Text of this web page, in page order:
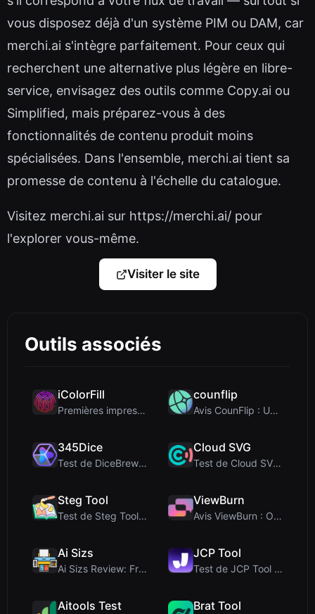
vous disposez déjà d'un système PIM ou DAM, car
merchi.ai s'intègre parfaitement. Pour ceux qui
recherchent une alternative plus légère en libre-
service, envisagez des outils comme Copy.ai ou
Simplified, mais préparez-vous à des
fonctionnalités de contenu produit moins
spécialisées. Dans l'ensemble, merchi.ai tient sa
promesse de contenu à l'échelle du catalogue.
Visitez merchi.ai sur https://merchi.ai/ pour
l'explorer vous-même.
Visiter le site
Outils associés
iColorFill
Premières impressions et prise en main
counflip
Avis CounFlip : Un outil simple de lancer de pièce...
345Dice
Test de DiceBrew : un lanceur de dés 3D respectueu...
Cloud SVG
Test de Cloud SVG : Convertisseur d'images gratuit...
Steg Tool
Test de Steg Tool : La solution ultime de stéganog...
ViewBurn
Avis ViewBurn : Outil gratuit de « burn after read...
Ai Sizs
Ai Sizs Review: Free, Private Image Similarity & B...
JCP Tool
Test de JCP Tool : Convertisseur de données côté c...
Aitools Test Brat Tool